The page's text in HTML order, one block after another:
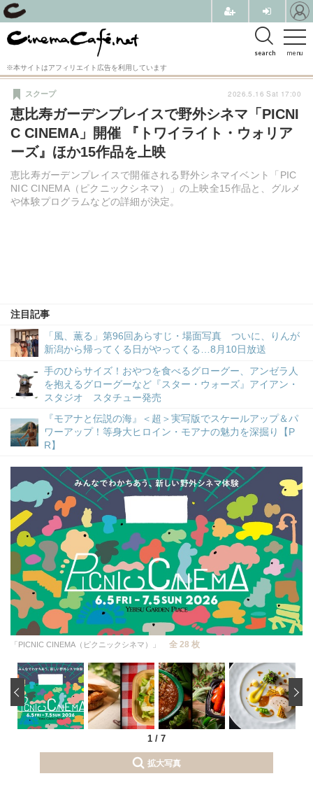
menu
search
※本サイトはアフィリエイト広告を利用しています
恵比寿ガーデンプレイスで野外シネマ「PICNI
C CINEMA」開催 『トワイライト・ウォリア
ーズ』ほか15作品を上映
恵比寿ガーデンプレイスで開催される野外シネマイベント「PIC
NIC CINEMA（ピクニックシネマ）」の上映全15作品と、グルメ
や体験プログラムなどの詳細が決定。
スクープ
注目記事
「風、薫る」第96回あらすじ・場面写真 ついに、りんが
新潟から帰ってくる日がやってくる…8月10日放送
手のひらサイズ！おやつを食べるグローグー、アンゼラ人
を抱えるグローグーなど『スター・ウォーズ』アイアン・
スタジオ スタチュー発売
『モアナと伝説の海』＜超＞実写版でスケールアップ＆パ
ワーアップ！等身大ヒロイン・モアナの魅力を深掘り【P
R】
2026.5.16 Sat 17:00
「PICNIC CINEMA（ピクニックシネマ）」 全 28 枚
1 / 7
‹
拡大写真